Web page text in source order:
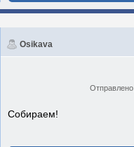
Osikava
Отправлено
Собираем!